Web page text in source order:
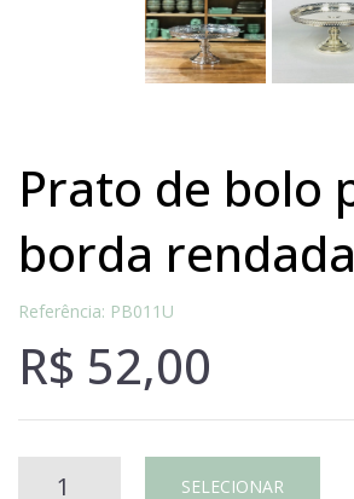
prato de bolo prata
borda rendada
Referência: PB011U
R$ 52,00
Prato SELECIONAR